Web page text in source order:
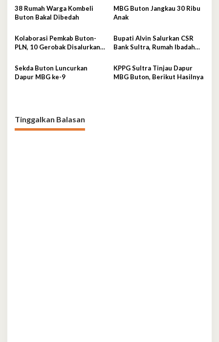
Generasi Emas
38 Rumah Warga Kombeli
Buton Bakal Dibedah
MBG Buton Jangkau 30 Ribu
Anak
Kolaborasi Pemkab Buton-
PLN, 10 Gerobak Disalurkan
Bupati Alvin Salurkan CSR
Bank Sultra, Rumah Ibadah
Bantuan
Sekda Buton Luncurkan
Dapur MBG ke-9
KPPG Sultra Tinjau Dapur
MBG Buton, Berikut Hasilnya
Tinggalkan Balasan